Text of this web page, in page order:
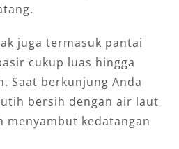
juga termasuk pantai
cukup luas hingga
Saat berkunjung Anda
bersih dengan air laut
menyambut kedatangan